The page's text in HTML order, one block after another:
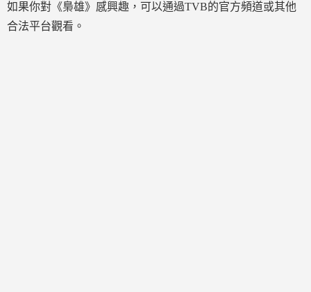
如果你對《梟雄》感興趣，可以通過TVB的官方頻道或其他
合法平台觀看。